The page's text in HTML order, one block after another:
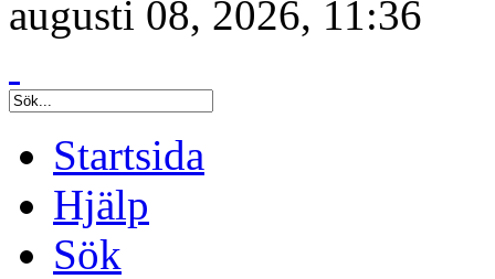
augusti 08, 2026, 11:36
Startsida
Hjälp
Sök